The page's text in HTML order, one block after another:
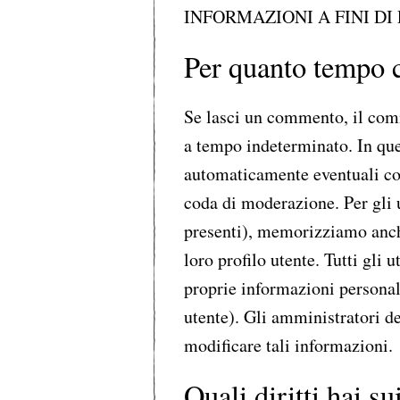
INFORMAZIONI A FINI DI
Per quanto
Se lasci un commento, il
a tempo indeterminato. In
automaticamente eventuali
coda di moderazione. Per
presenti), memorizziamo
loro profilo utente. Tutti gli
proprie informazioni
utente). Gli amministratori
modificare tali informazioni.